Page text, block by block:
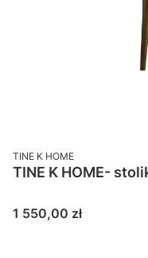
PRODUCENT
TINE K HOME
TINE
Cena
1 550,00 zł